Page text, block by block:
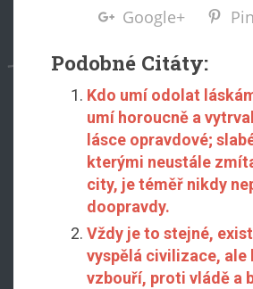
Google+
Podobné Citáty:
Kdo umí odolat
umí horoucně a
lásce opravdové;
kterými neustále
city, je téměř nikdy
doopravdy.
Vždy je to stejné,
vyspělá civilizace, ale
vzbouří, proti vládě a